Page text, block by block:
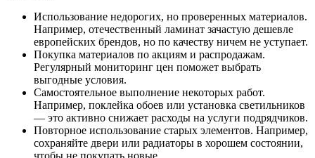
Использование недорогих, но проверенных материалов.
Например, отечественный ламинат зачастую дешевле
европейских брендов, но по качеству ничем не уступает.
Покупка материалов по акциям и распродажам.
Регулярный мониторинг цен поможет выбрать
выгодные условия.
Самостоятельное выполнение некоторых работ.
Например, поклейка обоев или установка светильников
— это активно снижает расходы на услуги подрядчиков.
Повторное использование старых элементов. Например,
сохраняйте двери или радиаторы в хорошем состоянии,
чтобы не покупать новые.